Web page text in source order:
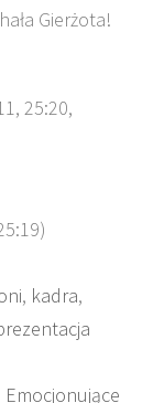
Gierżota!
25:20,
, kadra,
Emocjonujące